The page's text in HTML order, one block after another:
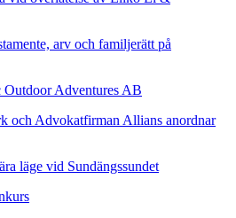
arv och familjerätt på
Adventures AB
och Advokatfirman Allians anordnar
läge vid Sundängssundet